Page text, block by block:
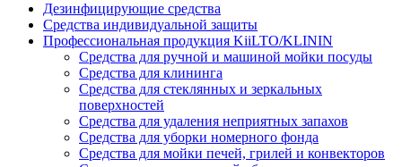
Дезинфицирующие средства
Средства индивидуальной защиты
Профессиональная продукция KiiLTO/KLININ
Средства для ручной и машиной мойки посуды
Средства для клининга
Средства для стеклянных и зеркальных
поверхностей
Средства для удаления неприятных запахов
Средства для уборки номерного фонда
Средства для мойки печей, грилей и конвекторов